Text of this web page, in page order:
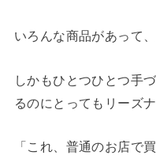
いろんな商品があって
しかもひとつひとつ手
るのにとってもリーズナ
「これ、普通のお店で